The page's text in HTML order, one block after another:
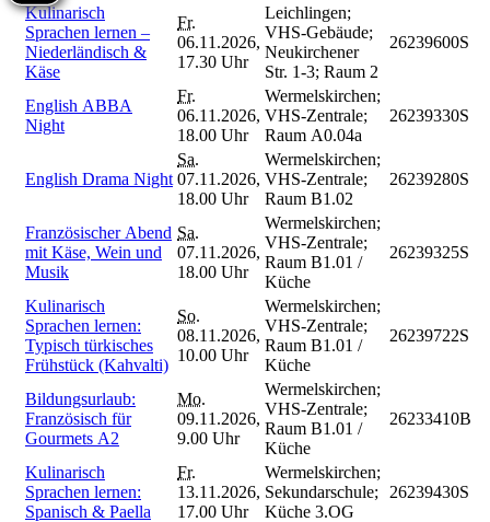
Kulinarisch
Sprachen lernen –
Niederländisch &
Käse
Fr.
06.11.2026,
17.30 Uhr
Leichlingen;
VHS-Gebäude;
Neukirchener
Str. 1-3; Raum 2
26239600S
English ABBA
Night
Fr.
06.11.2026,
18.00 Uhr
Wermelskirchen;
VHS-Zentrale;
Raum A0.04a
26239330S
English Drama Night
Sa.
07.11.2026,
18.00 Uhr
Wermelskirchen;
VHS-Zentrale;
Raum B1.02
26239280S
Französischer Abend
mit Käse, Wein und
Musik
Sa.
07.11.2026,
18.00 Uhr
Wermelskirchen;
VHS-Zentrale;
Raum B1.01 /
Küche
26239325S
Kulinarisch
Sprachen lernen:
Typisch türkisches
Frühstück (Kahvalti)
So.
08.11.2026,
10.00 Uhr
Wermelskirchen;
VHS-Zentrale;
Raum B1.01 /
Küche
26239722S
Bildungsurlaub:
Französisch für
Gourmets A2
Mo.
09.11.2026,
9.00 Uhr
Wermelskirchen;
VHS-Zentrale;
Raum B1.01 /
Küche
26233410B
Kulinarisch
Sprachen lernen:
Spanisch & Paella
Fr.
13.11.2026,
17.00 Uhr
Wermelskirchen;
Sekundarschule;
Küche 3.OG
26239430S